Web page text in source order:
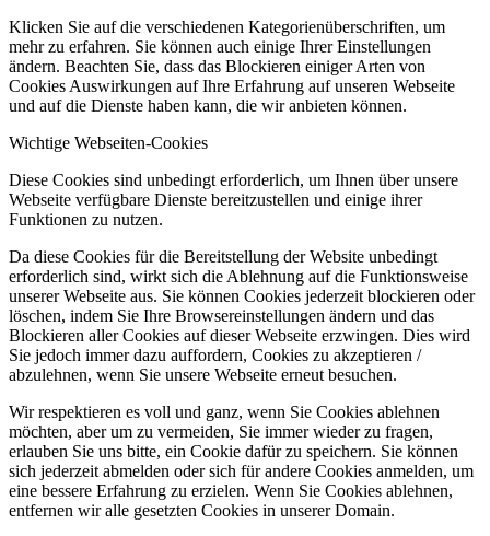
Klicken Sie auf die verschiedenen Kategorienüberschriften, um
mehr zu erfahren. Sie können auch einige Ihrer Einstellungen
ändern. Beachten Sie, dass das Blockieren einiger Arten von
Cookies Auswirkungen auf Ihre Erfahrung auf unseren Webseite
und auf die Dienste haben kann, die wir anbieten können.
Wichtige Webseiten-Cookies
Diese Cookies sind unbedingt erforderlich, um Ihnen über unsere
Webseite verfügbare Dienste bereitzustellen und einige ihrer
Funktionen zu nutzen.
Da diese Cookies für die Bereitstellung der Website unbedingt
erforderlich sind, wirkt sich die Ablehnung auf die Funktionsweise
unserer Webseite aus. Sie können Cookies jederzeit blockieren oder
löschen, indem Sie Ihre Browsereinstellungen ändern und das
Blockieren aller Cookies auf dieser Webseite erzwingen. Dies wird
Sie jedoch immer dazu auffordern, Cookies zu akzeptieren /
abzulehnen, wenn Sie unsere Webseite erneut besuchen.
Wir respektieren es voll und ganz, wenn Sie Cookies ablehnen
möchten, aber um zu vermeiden, Sie immer wieder zu fragen,
erlauben Sie uns bitte, ein Cookie dafür zu speichern. Sie können
sich jederzeit abmelden oder sich für andere Cookies anmelden, um
eine bessere Erfahrung zu erzielen. Wenn Sie Cookies ablehnen,
entfernen wir alle gesetzten Cookies in unserer Domain.